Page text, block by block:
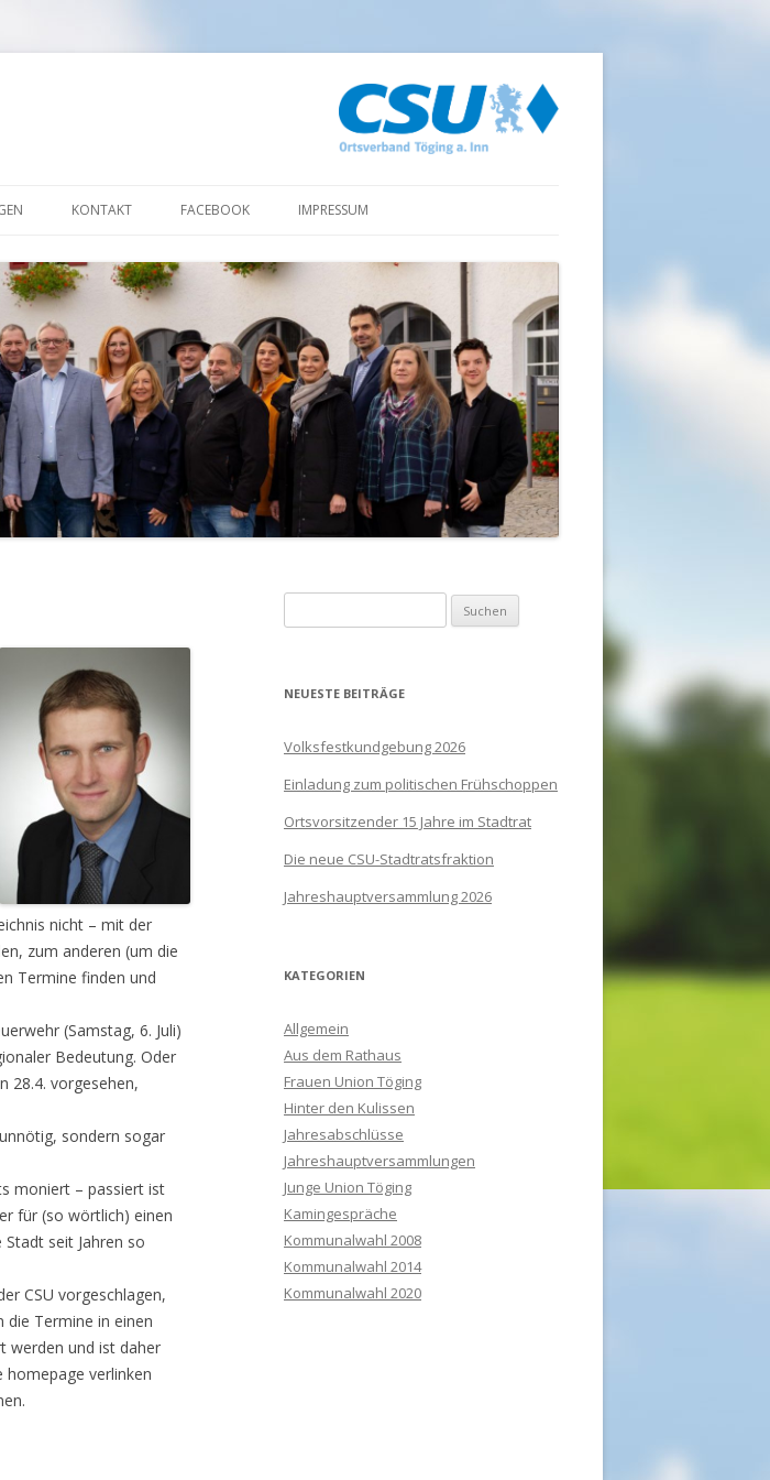
KONTAKT FACEBOOK IMPRESSUM
nicht – mit der
zum anderen (um die
Termine finden und
(Samstag, 6. Juli)
Bedeutung. Oder
28.4. vorgesehen,
sondern sogar
moniert – passiert ist
für (so wörtlich) einen
seit Jahren so
CSU vorgeschlagen,
Termine in einen
werden und ist daher
homepage verlinken
nach:
NEUESTE BEITRÄGE
Volksfestkundgebung 2026
Einladung zum politischen Frühschoppen
Ortsvorsitzender 15 Jahre im Stadtrat
Die neue CSU-Stadtratsfraktion
Jahreshauptversammlung 2026
KATEGORIEN
Allgemein
Aus dem Rathaus
Frauen Union Töging
Hinter den Kulissen
Jahresabschlüsse
Jahreshauptversammlungen
Junge Union Töging
Kamingespräche
Kommunalwahl 2008
Kommunalwahl 2014
Kommunalwahl 2020